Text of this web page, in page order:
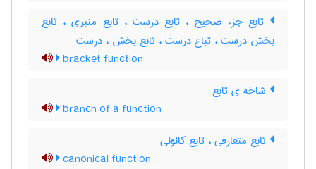
تابع جزء صحیح ، تابع درست ، تابع منبری ، تابع
بخش درست ، تباع درست ، تابع بخش ، درست
bracket function
شاخه ی تابع
branch of a function
تابع متعارفی ، تابع کانونی
canonical function